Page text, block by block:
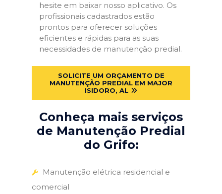
hesite em baixar nosso aplicativo. Os
profissionais cadastrados estão
prontos para oferecer soluções
eficientes e rápidas para as suas
necessidades de manutenção predial.
SOLICITE UM ORÇAMENTO DE
MANUTENÇÃO PREDIAL EM MAJOR
ISIDORO, AL
Conheça mais serviços
de Manutenção Predial
do Grifo:
Manutenção elétrica residencial e
comercial